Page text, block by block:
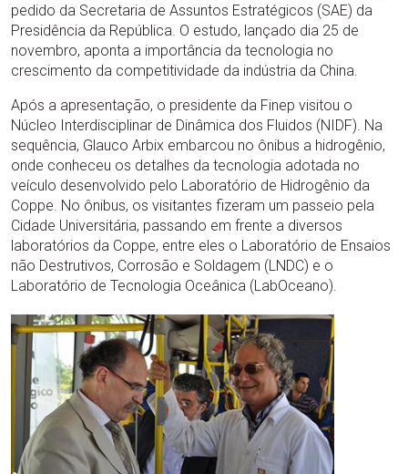
pedido da Secretaria de Assuntos Estratégicos (SAE) da
Presidência da República. O estudo, lançado dia 25 de
novembro, aponta a importância da tecnologia no
crescimento da competitividade da indústria da China.
Após a apresentação, o presidente da Finep visitou o
Núcleo Interdisciplinar de Dinâmica dos Fluidos (NIDF). Na
sequência, Glauco Arbix embarcou no ônibus a hidrogênio,
onde conheceu os detalhes da tecnologia adotada no
veículo desenvolvido pelo Laboratório de Hidrogênio da
Coppe. No ônibus, os visitantes fizeram um passeio pela
Cidade Universitária, passando em frente a diversos
laboratórios da Coppe, entre eles o Laboratório de Ensaios
não Destrutivos, Corrosão e Soldagem (LNDC) e o
Laboratório de Tecnologia Oceânica (LabOceano).